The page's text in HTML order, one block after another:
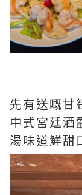
先有送嘅甘
中式宮廷酒
湯味道鮮甜